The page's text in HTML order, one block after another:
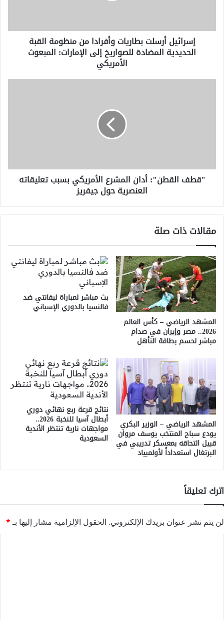
المضادة
للصواريخ
الأمريكي
إسرائيل أرسلت بطاريات وأفرادا من منظومة القبة
الحديدية المضادة للصواريخ إلى الإمارات: المبعوث
الأمريكي
حول
جيفريز
"قطف القطن": أدان المشرع الأمريكي بسبب تعليقاته
العنصرية حول جيفريز
مقالات ذات صلة
المشهد الرياضي – كأس العالم
2026.. مصر وإيران في صدام
مباشر لحسم بطاقة التأهل
بث مباشر لمباراة ليفانتي ضد
فالنسيا بالدوري الإسباني
المشهد الرياضي – الوزير البكري
يودع سباح المنتخب يوسف مروان
قبيل التحاقه بمعسكر تدريبي في
البرتغال استعداداً لأولمبياد
نتائج قرعة ربع نهائي دوري
أبطال آسيا للنخبة 2026..
مواجهات نارية تنتظر الأندية
السعودية
اترك تعليقاً
لن يتم نشر عنوان بريدك الإلكتروني. الحقول الإلزامية مشار إليها بـ*